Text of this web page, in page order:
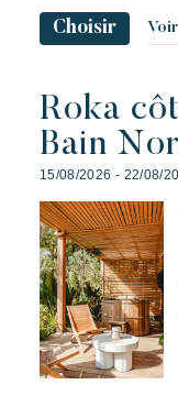
Choisir
Roka
Bain
15/08/2026 - 22/08/